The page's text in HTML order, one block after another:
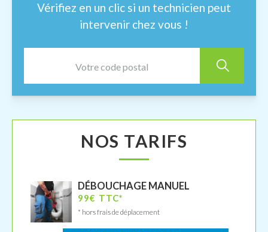
Vérifiez en un clic si un technicien peut
intervenir chez vous !
NOS TARIFS
DÉBOUCHAGE MANUEL
99€ TTC*
* hors frais de déplacement